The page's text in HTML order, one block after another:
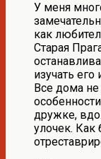
У меня
как
Старая
изучать
Все дома
дружке,
улочек. Как